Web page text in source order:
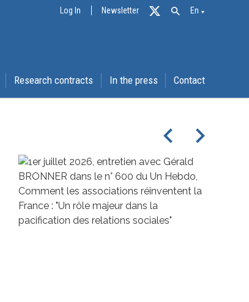
Log In Newsletter En
Research contracts In the press Contact
navigate_before navigate_next